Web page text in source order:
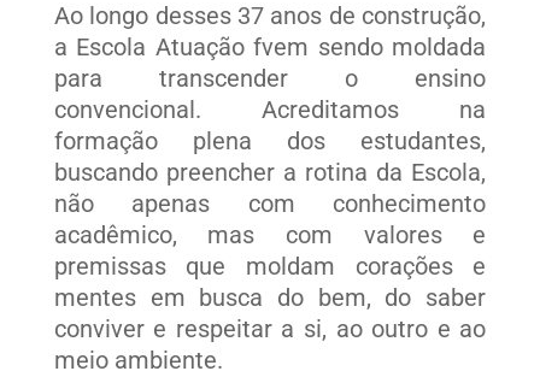
Ao longo desses 37 anos de construção,
a Escola Atuação fvem sendo moldada
para transcender o ensino
convencional. Acreditamos na
formação plena dos estudantes,
buscando preencher a rotina da Escola,
não apenas com conhecimento
acadêmico, mas com valores e
premissas que moldam corações e
mentes em busca do bem, do saber
conviver e respeitar a si, ao outro e ao
meio ambiente.